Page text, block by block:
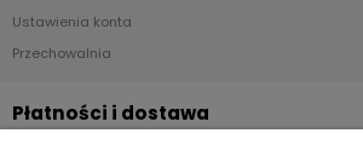
Ustawienia konta
Przechowalnia
Płatności i dostawa